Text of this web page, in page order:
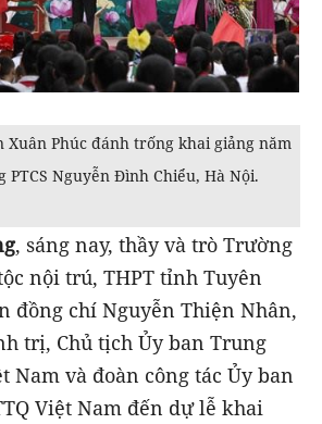
Xuân Phúc đánh trống khai giảng năm
Nguyễn Đình Chiểu, Hà Nội.
, sáng nay, thầy và trò Trường
nội trú, THPT tỉnh Tuyên
đồng chí Nguyễn Thiện Nhân,
trị, Chủ tịch Ủy ban Trung
Nam và đoàn công tác Ủy ban
Việt Nam đến dự lễ khai